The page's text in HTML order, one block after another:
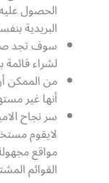
الحصول
البريدية
سوف تجد
لشراء قائمة
من الممكن
أنها غير
سر نجاح
لايقوم
مواقع
القوائم